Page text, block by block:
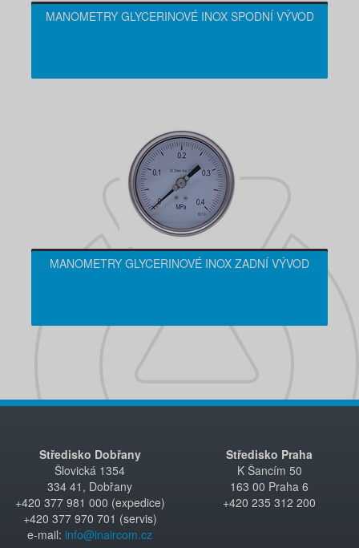
MANOMETRY GLYCERINOVÉ INOX SPODNÍ VÝVOD
MANOMETRY GLYCERINOVÉ INOX ZADNÍ VÝVOD
Středisko Dobřany
Šlovická 1354
334 41, Dobřany
+420 377 981 000 (expedice)
+420 377 970 701 (servis)
e-mail: info@inaircom.cz
Středisko Praha
K Šancím 50
163 00 Praha 6
+420 235 312 200